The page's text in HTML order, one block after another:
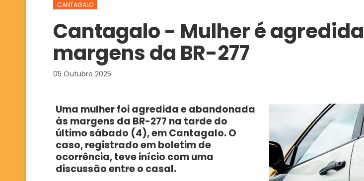
CANTAGALO
Cantagalo - Mulher é
margens da BR-277
05 Outubro 2025
Uma mulher foi agredida e abandonada
às margens da BR-277 na tarde do
último sábado (4), em Cantagalo. O
caso, registrado em boletim de
ocorrência, teve início com uma
discussão entre o casal.